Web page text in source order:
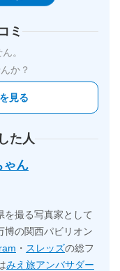
ミ
。
か？
見る
た人
ゃん
を撮る写真家として
博の関西パビリオン
・ スレッズの総フ
みえ旅アンバサダー